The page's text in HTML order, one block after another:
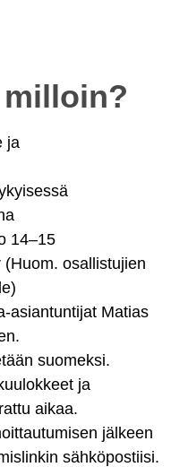
ja
14–15
osallistujien
asiantuntijat Matias
suomeksi.
ja
aikaa.
jälkeen
sähköpostiisi.